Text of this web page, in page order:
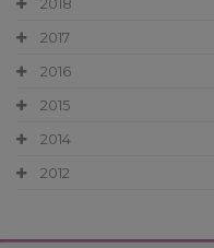
2018
2017
2016
2015
2014
2012